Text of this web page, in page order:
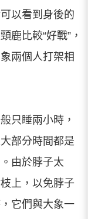
以看到身後的
鹿比較“好戰”，
兩個人打架相
只睡兩小時，
部分時間都是
由於脖子太
上，以免脖子
它們與大象一